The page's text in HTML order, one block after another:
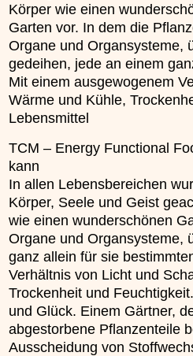
Körper wie einen
Garten vor. In dem die
Organe und Organsysteme,
gedeihen, jede an einem
Mit einem ausgewogenem
Wärme und Kühle,
Lebensmittel
TCM – Energy Functional
kann
In allen Lebensbereichen
Körper, Seele und Geist
wie einen wunderschönen
Organe und Organsysteme,
ganz allein für sie
Verhältnis von Licht und
Trockenheit und
und Glück. Einem Gärtner,
abgestorbene Pflanzenteile
Ausscheidung von
»»»